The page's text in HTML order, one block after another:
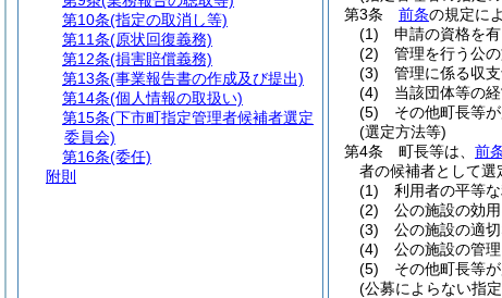
第3条
前条の規定に
(1)
申請の資格を
(2)
管理を行う公
(3)
管理に係る収
(4)
当該団体等の
(5)
その他町長等
(選定方法等)
第4条
町長等は、 前
者の候補者として選
(1)
利用者の平等
(2)
公の施設の効
(3)
公の施設の適
(4)
公の施設の管
(5)
その他町長等
(公募によらない指
第10条(指定の取消し等)
第11条(原状回復義務)
第12条(損害賠償義務)
第13条(事業報告書の作成及び提出)
第14条(個人情報の取扱い)
第15条(下市町指定管理者候補者選定
委員会)
第16条(委任)
附則